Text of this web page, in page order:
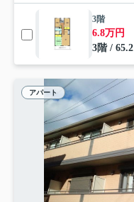
3階
6.8万円
3階 /
アパート